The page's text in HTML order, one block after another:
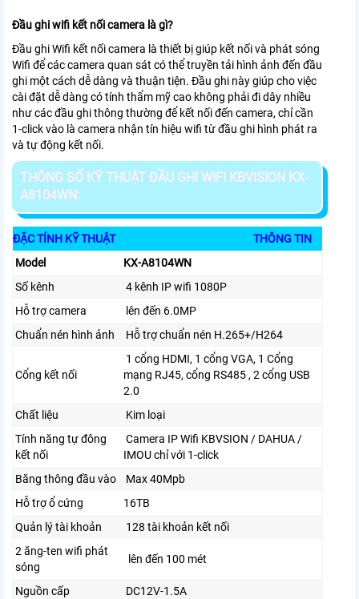
Đầu ghi wifi kết nối camera là gì?
Đầu ghi Wifi kết nối camera là thiết bị giúp kết nối và phát sóng
Wifi để các camera quan sát có thể truyền tải hình ảnh đến đầu
ghi một cách dễ dàng và thuận tiện. Đầu ghi này giúp cho việc
cài đặt dễ dàng có tính thẩm mỹ cao không phải đi dây nhiều
như các đầu ghi thông thường để kết nối đến camera, chỉ cần
1-click vào là camera nhận tín hiệu wifi từ đầu ghi hình phát ra
và tự động kết nối.
THÔNG SỐ KỸ THUẬT ĐẦU GHI WIFI KBVISION KX-
A8104WN:
ĐẶC TÍNH KỸ THUẬT
THÔNG TIN
Model
KX-A8104WN
Số kênh
4 kênh IP wifi 1080P
Hỗ trợ camera
lên đến 6.0MP
Chuẩn nén hình ảnh
Hỗ trợ chuẩn nén H.265+/H264
Cổng kết nối
1 cổng HDMI, 1 cổng VGA, 1 Cổng
mạng RJ45, cổng RS485 , 2 cổng USB
2.0
Chất liệu
Kim loại
Tính năng tự đông
kết nối
Camera IP Wifi KBVSION / DAHUA /
IMOU chỉ với 1-click
Băng thông đầu vào
Max 40Mpb
Hỗ trợ ổ cứng
16TB
Quản lý tài khoản
128 tài khoản kết nối
2 ăng-ten wifi phát
sóng
lên đến 100 mét
Nguồn cấp
DC12V-1.5A